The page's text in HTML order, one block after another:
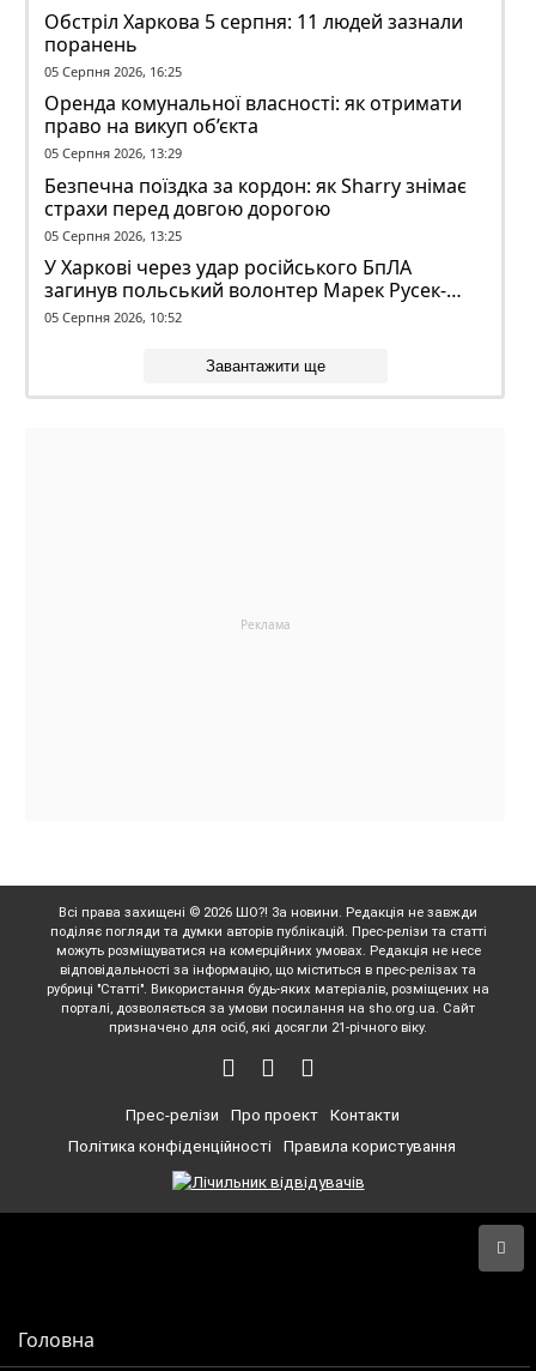
Обстріл Харкова 5 серпня: 11 людей зазнали
поранень
05 Серпня 2026, 16:25
Оренда комунальної власності: як отримати
право на викуп об’єкта
05 Серпня 2026, 13:29
Безпечна поїздка за кордон: як Sharry знімає
страхи перед довгою дорогою
05 Серпня 2026, 13:25
У Харкові через удар російського БпЛА
загинув польський волонтер Марек Русек-
Вольський
05 Серпня 2026, 10:52
Завантажити ще
Всі права захищені © 2026 ШО?! За новини. Редакція не завжди
поділяє погляди та думки авторів публікацій. Прес-релізи та статті
можуть розміщуватися на комерційних умовах. Редакція не несе
відповідальності за інформацію, що міститься в прес-релізах та
рубриці "Статті". Використання будь-яких матеріалів, розміщених на
порталі, дозволяється за умови посилання на sho.org.ua. Сайт
призначено для осіб, які досягли 21-річного віку.
Прес-релізи Про проект
Контакти
Політика конфіденційності
Правила користування
Головна